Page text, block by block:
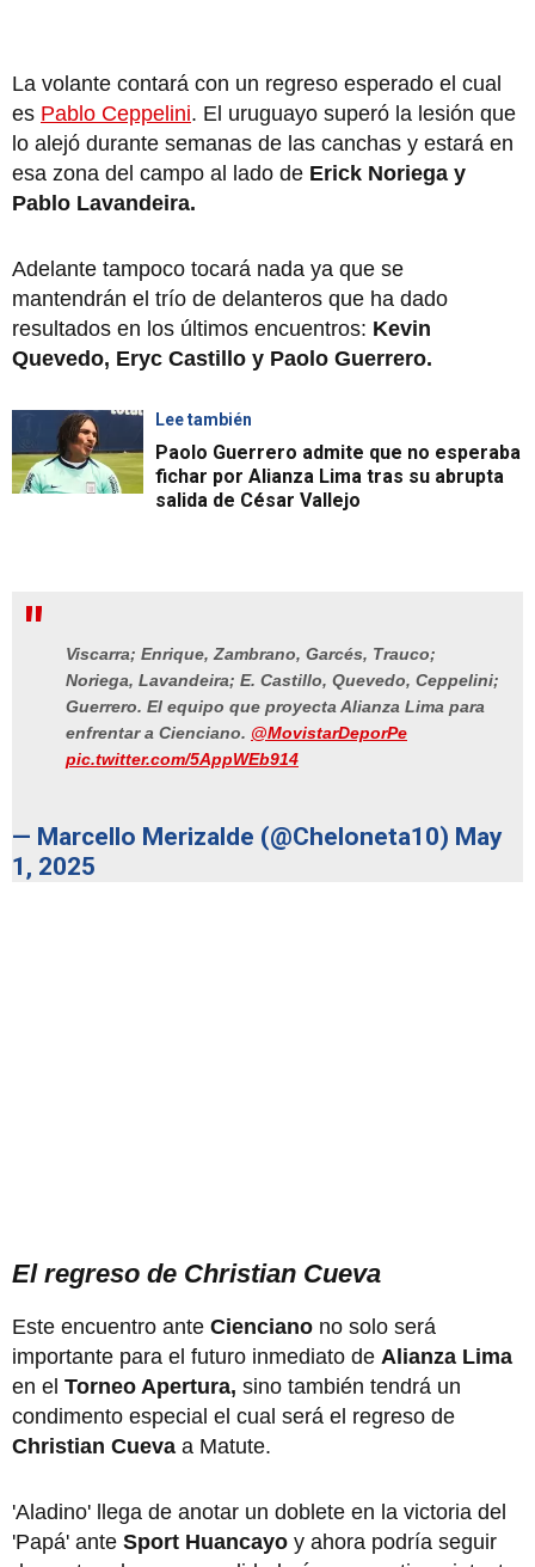
La volante contará con un regreso esperado el cual
es Pablo Ceppelini. El uruguayo superó la lesión que
lo alejó durante semanas de las canchas y estará en
esa zona del campo al lado de Erick Noriega y
Pablo Lavandeira.
Adelante tampoco tocará nada ya que se
mantendrán el trío de delanteros que ha dado
resultados en los últimos encuentros: Kevin
Quevedo, Eryc Castillo y Paolo Guerrero.
Lee también
Paolo Guerrero admite que no esperaba
fichar por Alianza Lima tras su abrupta
salida de César Vallejo
Viscarra; Enrique, Zambrano, Garcés, Trauco;
Noriega, Lavandeira; E. Castillo, Quevedo, Ceppelini;
Guerrero. El equipo que proyecta Alianza Lima para
enfrentar a Cienciano. @MovistarDeporPe
pic.twitter.com/5AppWEb914
— Marcello Merizalde (@Cheloneta10) May
1, 2025
El regreso de Christian Cueva
Este encuentro ante Cienciano no solo será
importante para el futuro inmediato de Alianza Lima
en el Torneo Apertura, sino también tendrá un
condimento especial el cual será el regreso de
Christian Cueva a Matute.
'Aladino' llega de anotar un doblete en la victoria del
'Papá' ante Sport Huancayo y ahora podría seguir